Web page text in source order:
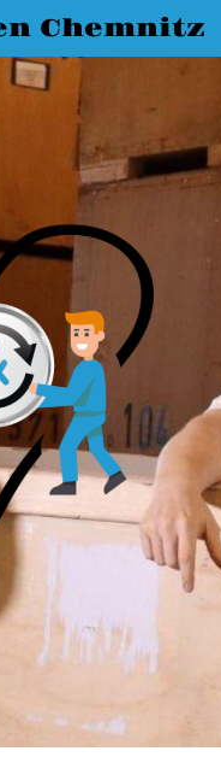
Chemnitz